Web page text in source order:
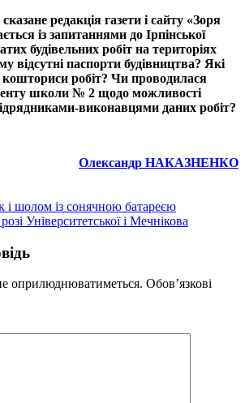
редакція газети і сайту «Зоря
із запитаннями до Ірпінської
будівельних робіт на територіях
паспорти будівництва? Які
робіт? Чи проводилася
школи № 2 щодо можливості
виконавцями даних робіт?
Олександр НАКАЗНЕНКО
і шолом із сонячною батареєю
Університетської і Мечнікова
оприлюднюватиметься. Обов’язкові